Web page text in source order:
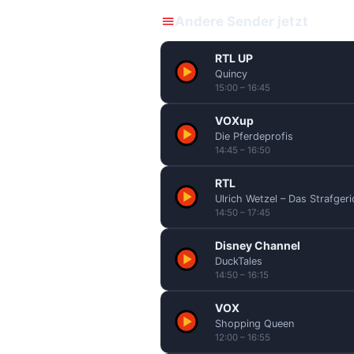
RTL UP
Quincy
15:00 – 16:45
VOXup
Die Pferdeprofis
14:45 – 16:50
RTL
Ulrich Wetzel – Das
14:50 – 17:45
Disney Channel
DuckTales
14:50 – 16:15
VOX
Shopping Queen
12:00 – 16:55